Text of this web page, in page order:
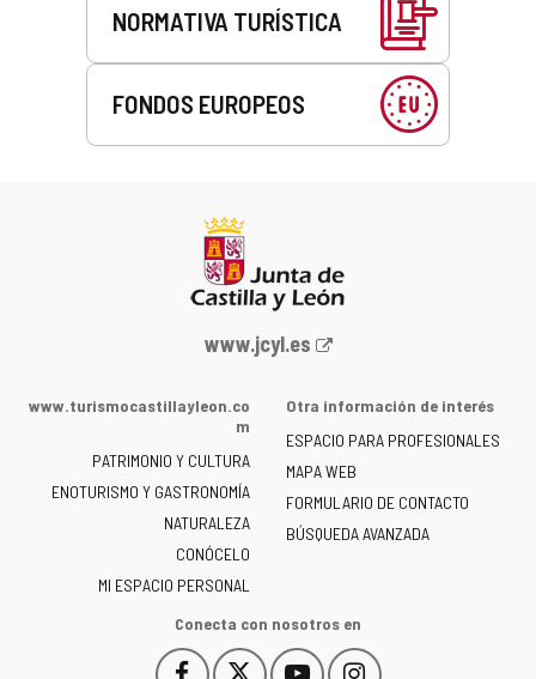
NORMATIVA TURÍSTICA
FONDOS EUROPEOS
Portal
la
de
Castilla
y
León
-
www.jcyl.es
www.turismocastillayleon.co
m
PATRIMONIO Y CULTURA
ENOTURISMO Y GASTRONOMÍA
NATURALEZA
CONÓCELO
MI ESPACIO PERSONAL
Otra información de interés
ESPACIO PARA PROFESIONALES
MAPA WEB
FORMULARIO DE CONTACTO
BÚSQUEDA AVANZADA
Conecta con nosotros en
Facebook YouTubeInstagram